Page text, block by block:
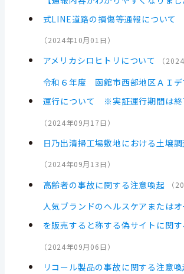
式LINE道路の損傷等通報について
（2024年10月01日 ）
アメリカシロヒトリについて （
令和６年度 函館市西部地区ＡＩデ
運行について ※実証運行期間は終
（2024年09月17日 ）
日乃出清掃工場敷地における土壌
（2024年09月13日 ）
高齢者の事故に関する注意喚起 （
人気ブランドのヘルスケアまたは
を販売すると称する偽サイトに関
（2024年09月06日 ）
リコール製品の事故に関する注意喚